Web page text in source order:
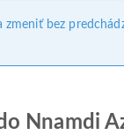
bez
Nnamdi